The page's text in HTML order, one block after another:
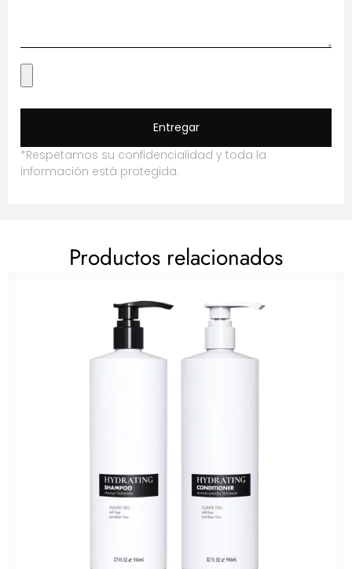
Entregar
*Respetamos su confidencialidad y toda la
información está protegida.
Productos relacionados